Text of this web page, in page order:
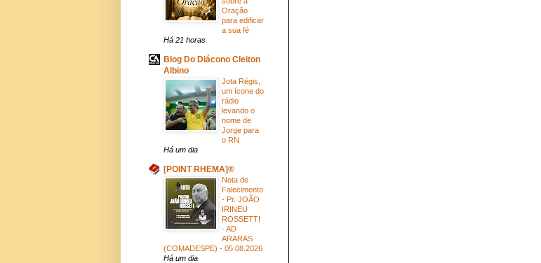
Oração
para edificar
a sua fé
Há 21 horas
Blog Do Diácono Cleiton
Albino
Jota Régis,
um ícone do
rádio
levando o
nome de
Jorge para
o RN
Há um dia
[POINT RHEMA]®
Nota de
Falecimento
- Pr. JOÃO
IRINEU
ROSSETTI
- AD
ARARAS
(COMADESPE) - 05.08.2026
Há um dia